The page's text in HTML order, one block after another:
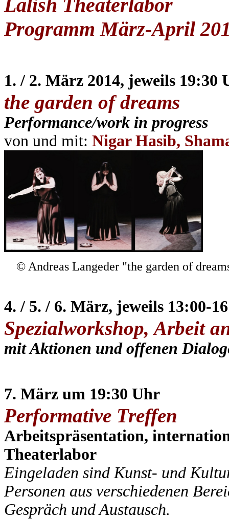
Lalish Theaterlabor
Programm März-April
1. / 2. März 2014, jeweils 19:30
the garden of dreams
Performance/work in progress
von und mit: Nigar Hasib,
© Andreas Langeder "the garden of
4. / 5. / 6. März, jeweils 13:00-
Spezialworkshop, Arbeit
mit Aktionen und offenen
7. März um 19:30 Uhr
Performative Treffen
Arbeitspräsentation,
Theaterlabor
Eingeladen sind Kunst- und
Personen aus verschiedenen
Gespräch und Austausch.